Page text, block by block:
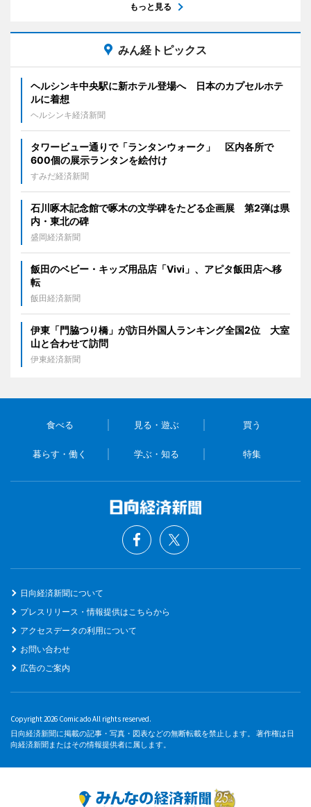
もっと見る
みん経トピックス
ヘルシンキ中央駅に新ホテル登場へ 日本のカプセルホテ
ルに着想
ヘルシンキ経済新聞
タワービュー通りで「ランタンウォーク」 区内各所で
600個の展示ランタンを絵付け
すみだ経済新聞
石川啄木記念館で啄木の文学碑をたどる企画展 第2弾は県
内・東北の碑
盛岡経済新聞
飯田のベビー・キッズ用品店「Vivi」、アピタ飯田店へ移
転
飯田経済新聞
伊東「門脇つり橋」が訪日外国人ランキング全国2位 大室
山と合わせて訪問
伊東経済新聞
食べる 見る・遊ぶ 買う
暮らす・働く 学ぶ・知る 特集
日向経済新聞について
プレスリリース・情報提供はこちらから
アクセスデータの利用について
お問い合わせ
広告のご案内
Copyright 2026 Comicado All rights reserved.
日向経済新聞に掲載の記事・写真・図表などの無断転載を禁止します。 著作権は日
向経済新聞またはその情報提供者に属します。